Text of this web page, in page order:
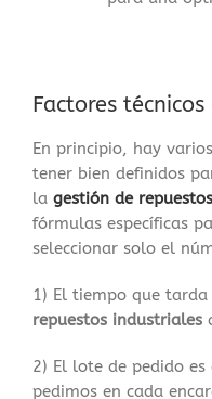
Factores
En principio, hay
tener bien definidos
la gestión de repuestos
fórmulas específicas
seleccionar solo el
1) El tiempo que
repuestos industriales
2) El lote de pedido
pedimos en cada